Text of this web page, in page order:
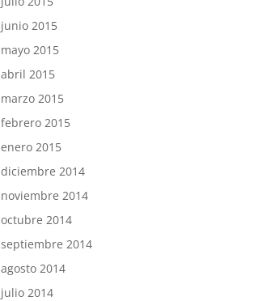
junio 2015
mayo 2015
abril 2015
marzo 2015
febrero 2015
enero 2015
diciembre 2014
noviembre 2014
octubre 2014
septiembre 2014
agosto 2014
julio 2014